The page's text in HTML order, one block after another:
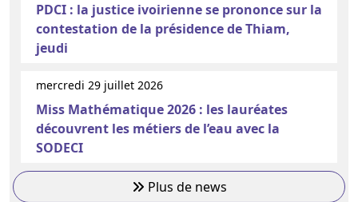
PDCI : la justice ivoirienne se prononce sur la
contestation de la présidence de Thiam,
jeudi
mercredi 29 juillet 2026
Miss Mathématique 2026 : les lauréates
découvrent les métiers de l’eau avec la
SODECI
Plus de news